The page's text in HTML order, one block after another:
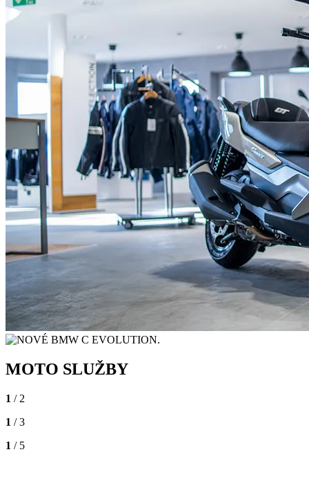
MOTO SLUŽBY
1 / 2
1 / 3
1 / 5